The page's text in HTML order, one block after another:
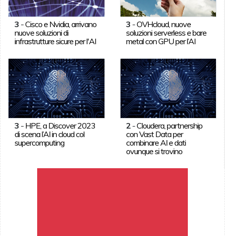
3 -Cisco e Nvidia, arrivano
nuove soluzioni di
infrastrutture sicure per l'AI
3 -OVHcloud, nuove
soluzioni serverless e bare
metal con GPU per l’AI
3 - HPE, a Discover 2023
di scena l’AI in cloud col
supercomputing
2 -Cloudera, partnership
con Vast Data per
combinare AI e dati
ovunque si trovino